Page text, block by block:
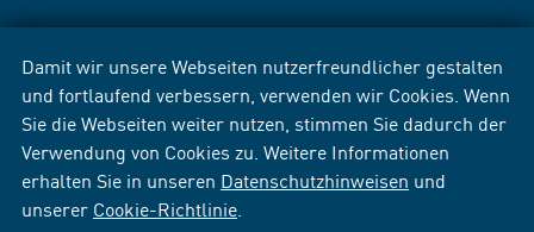
Damit wir unsere Webseiten nutzerfreundlicher gestalten
und fortlaufend verbessern, verwenden wir Cookies. Wenn
Sie die Webseiten weiter nutzen, stimmen Sie dadurch der
Verwendung von Cookies zu. Weitere Informationen
erhalten Sie in unseren Datenschutzhinweisen und
unserer Cookie-Richtlinie